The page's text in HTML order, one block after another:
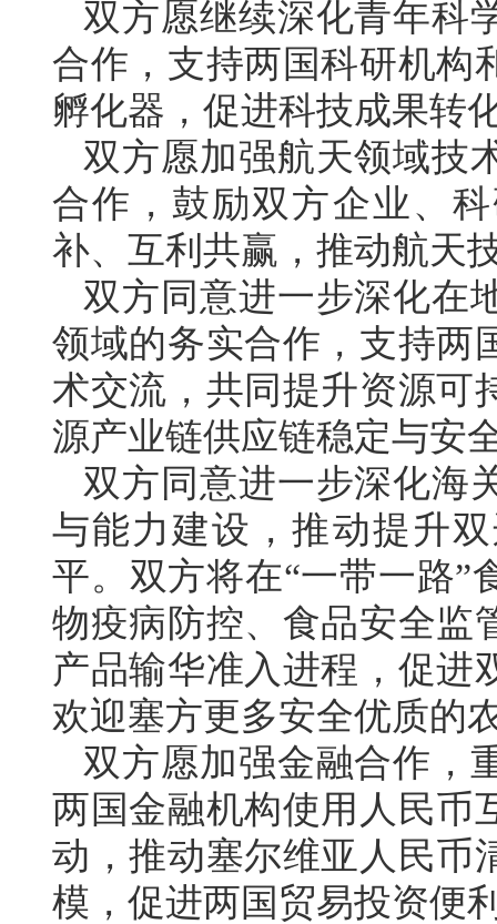
双方愿继续深化青年科
合作，支持两国科研机构
孵化器，促进科技成果转
双方愿加强航天领域技
合作，鼓励双方企业、
补、互利共赢，推动航天
双方同意进一步深化在
领域的务实合作，支持两
术交流，共同提升资源可
源产业链供应链稳定与安
双方同意进一步深化海
与能力建设，推动提升
平。双方将在“一带一路”
物疫病防控、食品安全监
产品输华准入进程，促进
欢迎塞方更多安全优质的
双方愿加强金融合作，
两国金融机构使用人民币
动，推动塞尔维亚人民币
模，促进两国贸易投资便